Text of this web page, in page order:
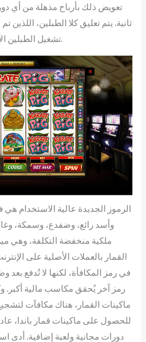
تعويض ذلك بأرباح مذهلة من أي
ثانية. يتم تعليق كلا الطبلين، اللذين
الرموز الجديدة عالية الاستخدام
وأسد رائع، وضفدع، وسمكة،
ملكية منخفضة التكلفة، وهي
القمار بالعملات الأصلية على
في رمز المكافأة، لكنها لا تُدفع بعد
رمز آخر يُحقق مكاسب مالية أكبر.
ماكينات القمار، هناك مكافآت
للحصول على ماكينات قمار باندا،
دورات مجانية ولعبة إضافية. أدى